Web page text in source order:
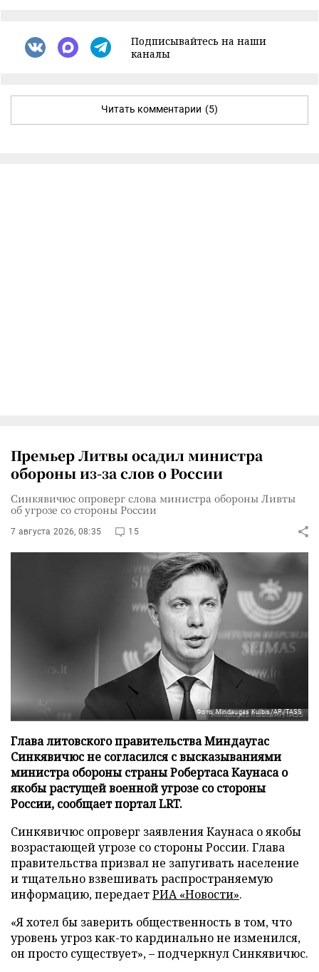
Подписывайтесь на наши
каналы
Читать комментарии (5)
Премьер Литвы осадил министра
обороны из-за слов о России
Синкявичюс опроверг слова министра обороны Ливты
об угрозе со стороны России
7 августа 2026, 08:35 15
Фото: Mindaugas Kulbis/AP/TASS
Глава литовского правительства Миндаугас
Синкявичюс не согласился с высказываниями
министра обороны страны Робертаса Каунаса о
якобы растущей военной угрозе со стороны
России, сообщает портал LRT.
Синкявичюс опроверг заявления Каунаса о якобы
возрастающей угрозе со стороны России. Глава
правительства призвал не запугивать население
и тщательно взвешивать распространяемую
информацию, передаетРИА «Новости».
«Я хотел бы заверить общественность в том, что
уровень угроз как-то кардинально не изменился,
он просто существует», – подчеркнул Синкявичюс.